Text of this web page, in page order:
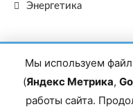
Энергетика
Главный редактор сетевого
Мы используем
(Яндекс Метрика,
работы сайта.